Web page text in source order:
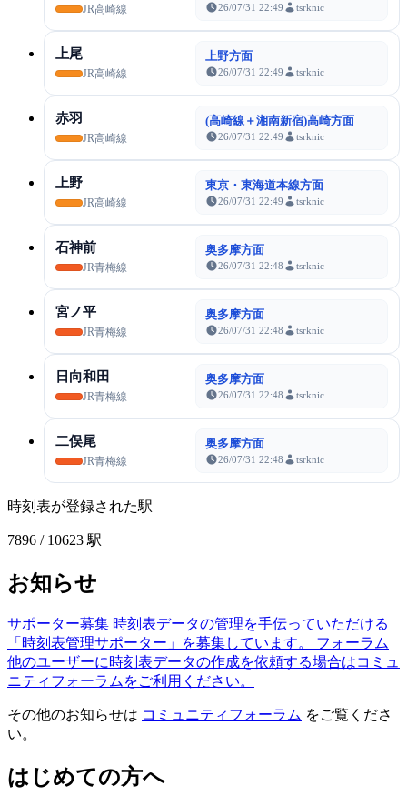
JR高崎線 26/07/31 22:49 tsrknic
上尾
JR高崎線
上野方面
26/07/31 22:49 tsrknic
赤羽
JR高崎線
(高崎線＋湘南新宿)高崎方面
26/07/31 22:49 tsrknic
上野
JR高崎線
東京・東海道本線方面
26/07/31 22:49 tsrknic
石神前
JR青梅線
奥多摩方面
26/07/31 22:48 tsrknic
宮ノ平
JR青梅線
奥多摩方面
26/07/31 22:48 tsrknic
日向和田
JR青梅線
奥多摩方面
26/07/31 22:48 tsrknic
二俣尾
JR青梅線
奥多摩方面
26/07/31 22:48 tsrknic
時刻表が登録された駅
7896 / 10623 駅
お知らせ
サポーター募集 時刻表データの管理を手伝っていただける
「時刻表管理サポーター」を募集しています。
フォーラム
他のユーザーに時刻表データの作成を依頼する場合はコミュ
ニティフォーラムをご利用ください。
その他のお知らせは コミュニティフォーラム をご覧くださ
い。
はじめての方へ